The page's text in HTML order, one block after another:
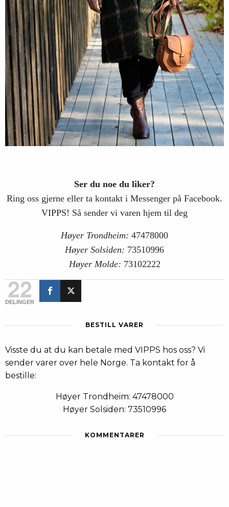
Ser du noe du liker?
Ring oss gjerne eller ta kontakt i Messenger på Facebook.
VIPPS! Så sender vi varen hjem til deg
Høyer Trondheim: 47478000
Høyer Solsiden: 73510996
Høyer Molde: 73102222
22
DELINGER
BESTILL VARER
Visste du at du kan betale med VIPPS hos oss? Vi
sender varer over hele Norge. Ta kontakt for å
bestille:
Høyer Trondheim: 47478000
Høyer Solsiden: 73510996
KOMMENTARER